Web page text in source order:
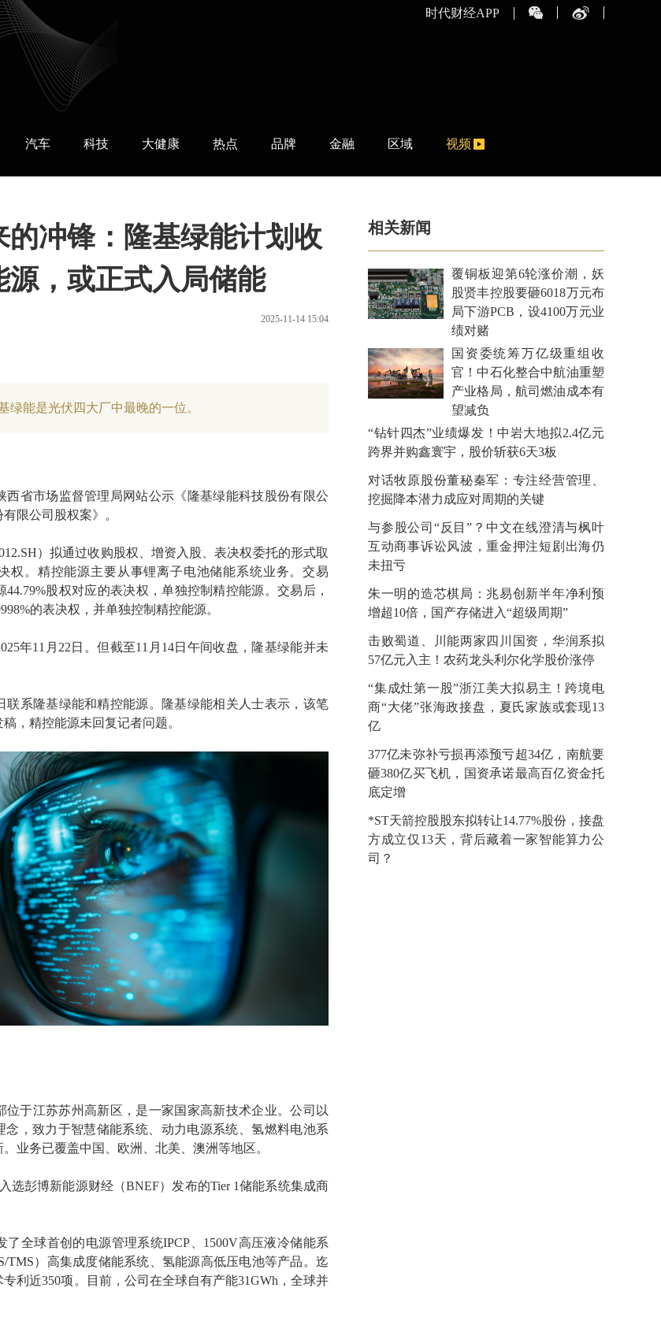
时代财经APP
汽车 科技 大健康 热点 品牌 金融 区域 视频
的冲锋：隆基绿能计划收
源，或正式入局储能
2025-11-14 15:04
绿能是光伏四大厂中最晚的一位。
西省市场监督管理局网站公示《隆基绿能科技股份有限公
限公司股权案》。
）拟通过收购股权、增资入股、表决权委托的形式取
权。精控能源主要从事锂离子电池储能系统业务。交易
股权对应的表决权，单独控制精控能源。交易后，
的表决权，并单独控制精控能源。
年11月22日。但截至11月14日午间收盘，隆基绿能并未
联系隆基绿能和精控能源。隆基绿能相关人士表示，该笔
，精控能源未回复记者问题。
位于江苏苏州高新区，是一家国家高新技术企业。公司以
念，致力于智慧储能系统、动力电源系统、氢燃料电池系
业务已覆盖中国、欧洲、北美、澳洲等地区。
选彭博新能源财经（BNEF）发布的Tier 1储能系统集成商
全球首创的电源管理系统IPCP、1500V高压液冷储能系
TMS）高集成度储能系统、氢能源高低压电池等产品。迄
利近350项。目前，公司在全球自有产能31GWh，全球并
相关新闻
覆铜板迎第6轮涨价潮，妖
股贤丰控股要砸6018万元布
局下游PCB，设4100万元业
绩对赌
国资委统筹万亿级重组收
官！中石化整合中航油重塑
产业格局，航司燃油成本有
望减负
“钻针四杰”业绩爆发！中岩大地拟2.4亿元
跨界并购鑫寰宇，股价斩获6天3板
对话牧原股份董秘秦军：专注经营管理、
挖掘降本潜力成应对周期的关键
与参股公司“反目”？中文在线澄清与枫叶
互动商事诉讼风波，重金押注短剧出海仍
未扭亏
朱一明的造芯棋局：兆易创新半年净利预
增超10倍，国产存储进入“超级周期”
击败蜀道、川能两家四川国资，华润系拟
57亿元入主！农药龙头利尔化学股价涨停
“集成灶第一股”浙江美大拟易主！跨境电
商“大佬”张海政接盘，夏氏家族或套现13
亿
377亿未弥补亏损再添预亏超34亿，南航要
砸380亿买飞机，国资承诺最高百亿资金托
底定增
*ST天箭控股股东拟转让14.77%股份，接盘
方成立仅13天，背后藏着一家智能算力公
司？